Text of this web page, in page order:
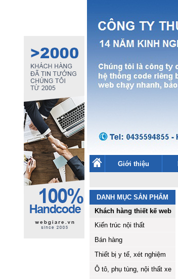
Giới thiệu
DANH MỤC SẢN PHẨM
Khách hàng thiết kế web
Kiến trúc nội thất
Bán hàng
Thiết bị y tế, xét nghiệm
Ô tô, phụ tùng, nội thất xe